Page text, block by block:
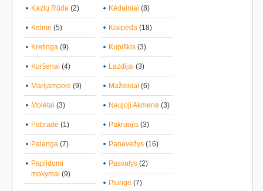
Kazlų Rūda (2) Kėdainiai (8)
Kelmė (5) Klaipėda (18)
Kretinga (9) Kupiškis (3)
Kuršėnai (4) Lazdijai (3)
Marijampolė (9) Mažeikiai (6)
Molėtai (3) Naujoji Akmenė (3)
Pabradė (1) Pakruojis (3)
Palanga (7) Panevėžys (16)
Papildomi
mokymai (9)
Pasvalys (2)
Plungė (7)